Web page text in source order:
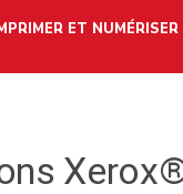
ET NUMÉRISER